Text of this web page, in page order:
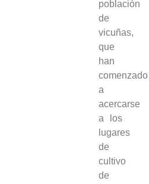
población
de
vicuñas,
que
han
comenzado
a
acercarse
a los
lugares
de
cultivo
de